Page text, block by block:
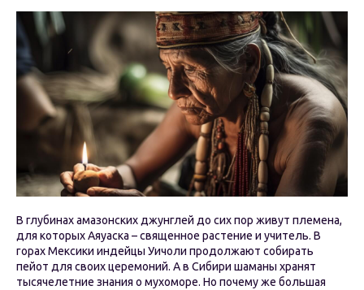
В глубинах амазонских джунглей до сих пор живут племена,
для которых Аяуаска – священное растение и учитель. В
горах Мексики индейцы Уичоли продолжают собирать
пейот для своих церемоний. А в Сибири шаманы хранят
тысячелетние знания о мухоморе. Но почему же большая